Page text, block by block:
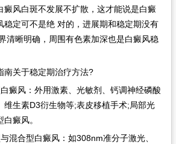
癜风白斑不发展不扩散，这才能说是白癜
稳定可不是绝 对的，进展期和稳定期没有
清晰明确，周围有色素加深也是白癜风稳
关于稳定期治疗方法?
风：外用激素、光敏剂、钙调神经磷酸
维生素D3衍生物等;表皮移植手术;局部光
癜风。
合型白癜风：如308nm准分子激光、